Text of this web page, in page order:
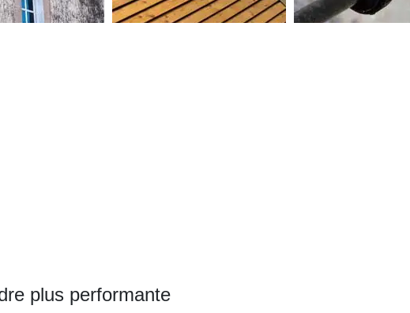
plus performante